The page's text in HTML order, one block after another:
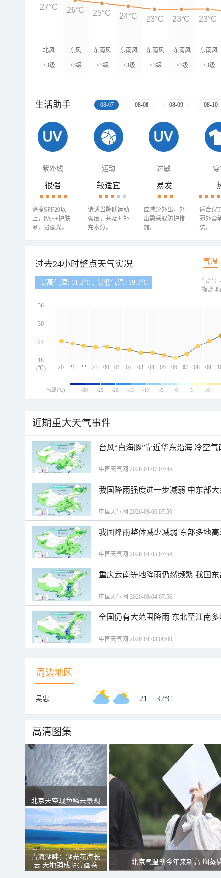
北风
<3级
东风
<3级
东南风
<3级
东南风
<3级
东南风
<3级
东南风
<3级
东南风
<3级
27°C 26°C 25°C 24°C 23°C 23°C 23°C
生活助手 08-07 08-08 08-09 08-10
紫外线 运动 过敏 穿
很强
涂擦SPF20以
上，PA++护肤
品，避强光。
较适宜
请适当降低运动
强度，并及时补
充水分。
易发
应减少外出，外
出需采取防护措
施。
适合穿
薄外套
装。
过去24小时整点天气实况 气温
最高气温: 31.2℃ , 最低气温: 19.3℃
20 21 22 23 00 01 02 03 04 05 06 07 08 09
36
30
24
18
(℃)
气温：
指离地
气温(℃) -30 -25 -20 -15 -10 -5 0 5 10
近期重大天气事件
台风“白海豚”靠近华东沿海 冷空
中国天气网 2026-08-07 07:45
我国降雨强度进一步减弱 中东部
中国天气网 2026-08-06 07:50
我国降雨整体减少减弱 东部多地
中国天气网 2026-08-05 07:56
重庆云南等地降雨仍然频繁 我国
中国天气网 2026-08-04 07:56
全国仍有大范围降雨 东北至江南
中国天气网 2026-08-03 08:00
周边地区
吴忠 21 / 32°C
高清图集
北京天空现鱼鳞云景观
青海湖畔：湖光花海长
云 天地铺成明亮画卷
北京气温创今年来新高 焖蒸